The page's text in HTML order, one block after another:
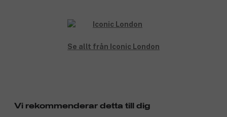
Se allt från Iconic London
Vi rekommenderar detta till dig